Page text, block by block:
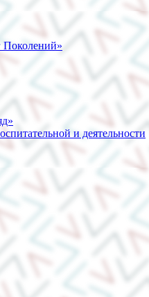
Поколений»
и деятельности